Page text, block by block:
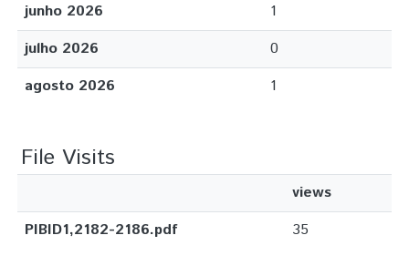
junho 2026
1
julho 2026
0
agosto 2026
1
File Visits
views
PIBID1,2182-2186.pdf
35